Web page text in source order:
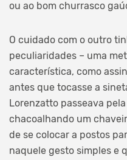
ou ao bom churrasco
O cuidado com o outro
peculiaridades – uma
característica, como
antes que tocasse a
Lorenzatto passeava
chacoalhando um
de se colocar a postos
naquele gesto simples e